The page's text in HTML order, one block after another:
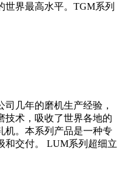
世界最高水平。TGM系列
几年的磨机生产经验，
技术，吸收了世界各地的
机。本系列产品是一种专
和交付。 LUM系列超细立